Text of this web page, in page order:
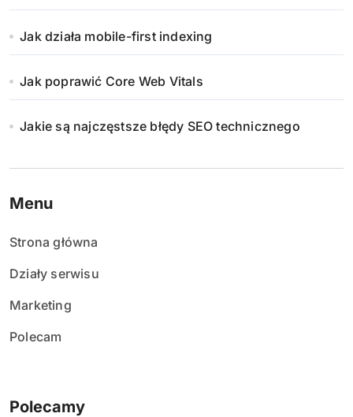
Jak działa mobile-first indexing
Jak poprawić Core Web Vitals
Jakie są najczęstsze błędy SEO technicznego
Menu
Strona główna
Działy serwisu
Marketing
Polecam
Polecamy